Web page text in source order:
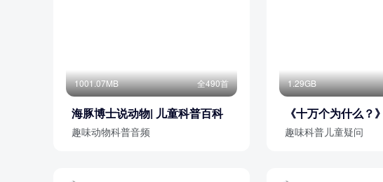
1001.07MB 全490首
海豚博士说动物| 儿童科普百科
趣味动物科普音频
1.29GB
《十万个为什么？
趣味科普儿童疑问